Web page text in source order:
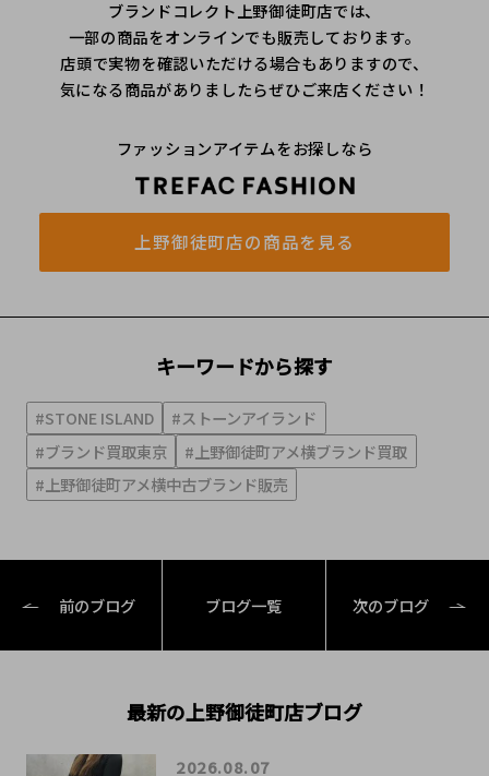
ブランドコレクト上野御徒町店では、
一部の商品をオンラインでも販売しております。
店頭で実物を確認いただける場合もありますので、
気になる商品がありましたらぜひご来店ください！
ファッションアイテムをお探しなら
上野御徒町店の商品を見る
キーワードから探す
#STONE ISLAND
#ストーンアイランド
#ブランド買取東京
#上野御徒町アメ横ブランド買取
#上野御徒町アメ横中古ブランド販売
前のブログ ブログ一覧 次のブログ
最新の上野御徒町店ブログ
2026.08.07